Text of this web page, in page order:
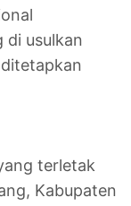
di usulkan
terletak
Kabupaten